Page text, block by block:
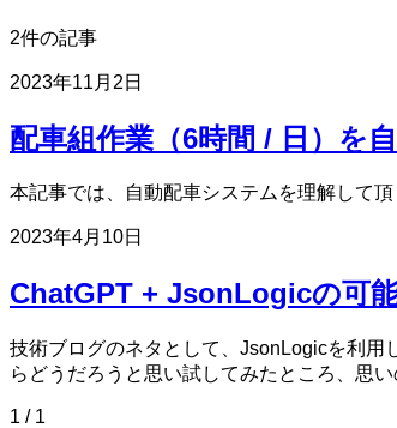
2件の記事
2023年11月2日
配車組作業（6時間 / 日）を
本記事では、自動配車システムを理解して
2023年4月10日
ChatGPT + JsonLogicの可
技術ブログのネタとして、JsonLogicを利用
らどうだろうと思い試してみたところ、思
1 / 1